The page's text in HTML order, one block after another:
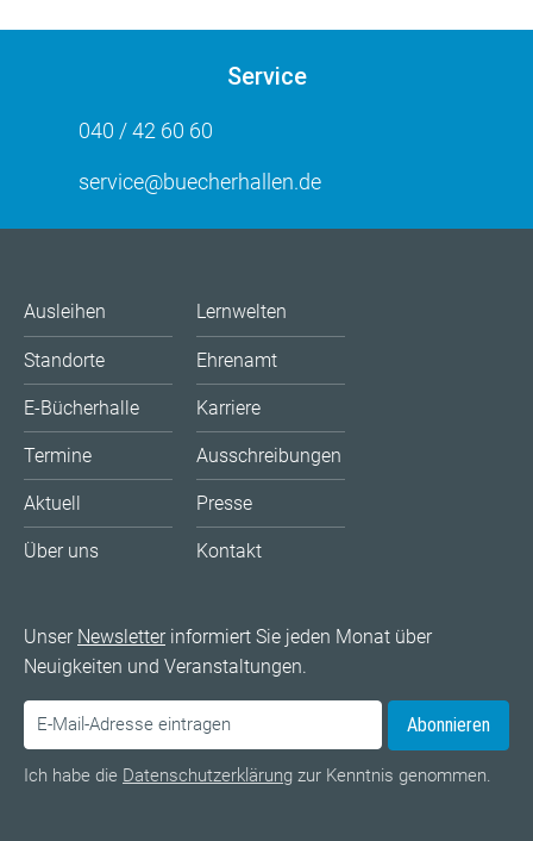
Service
040 / 42 60 60
service@buecherhallen.de
Ausleihen
Standorte
E-Bücherhalle
Termine
Aktuell
Über uns
Lernwelten
Ehrenamt
Karriere
Ausschreibungen
Presse
Kontakt
Unser Newsletterinformiert Sie jeden Monat über
Neuigkeiten und Veranstaltungen.
Abonnieren
Ich habe die Datenschutzerklärung zur Kenntnis genommen.